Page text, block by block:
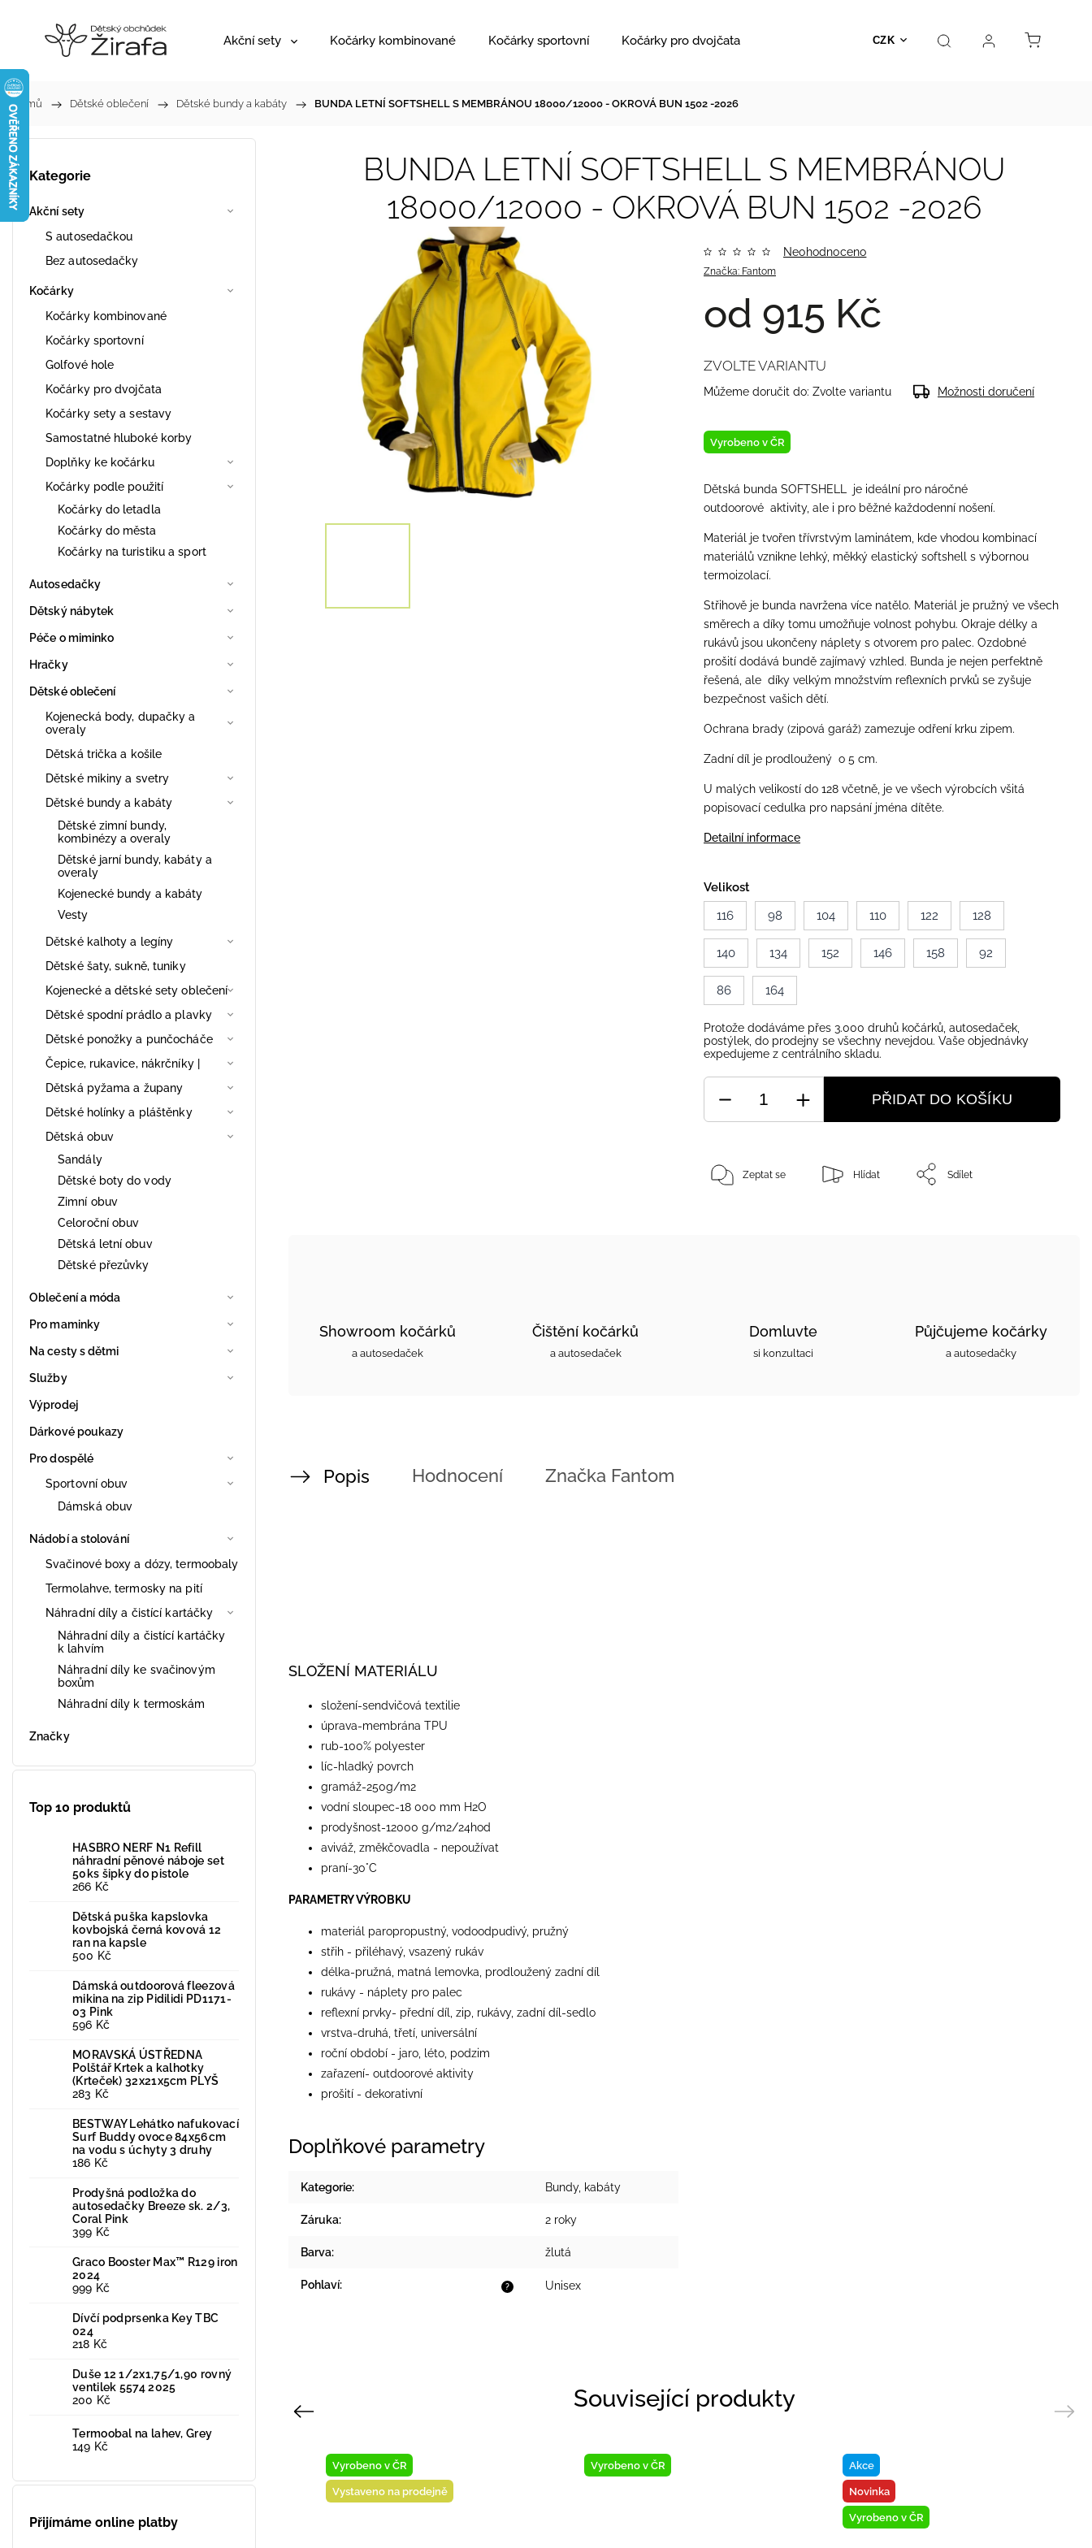
CZK
Akční sety Kočárky kombinované Kočárky sportovní Kočárky pro dvojčata Hračky Prodejna Kontakt
Domů / Dětské oblečení / Dětské bundy a kabáty / BUNDA LETNÍ SOFTSHELL S MEMBRÁNOU 18000/12000 - OKROVÁ BUN 1502 -2026
Kategorie
Akční sety
S autosedačkou
Bez autosedačky
Kočárky
Kočárky kombinované
Kočárky sportovní
Golfové hole
Kočárky pro dvojčata
Kočárky sety a sestavy
Samostatné hluboké korby
Doplňky ke kočárku
Kočárky podle použití
Kočárky do letadla
Kočárky do města
Kočárky na turistiku a sport
Autosedačky
Dětský nábytek
Péče o miminko
Hračky
Dětské oblečení
Kojenecká body, dupačky a
overaly
Dětská trička a košile
Dětské mikiny a svetry
Dětské bundy a kabáty
Dětské zimní bundy,
kombinézy a overaly
Dětské jarní bundy, kabáty a
overaly
Kojenecké bundy a kabáty
Vesty
Dětské kalhoty a legíny
Dětské šaty, sukně, tuniky
Kojenecké a dětské sety oblečení
Dětské spodní prádlo a plavky
Dětské ponožky a punčocháče
Čepice, rukavice, nákrčníky |
Dětská pyžama a župany
Dětské holínky a pláštěnky
Dětská obuv
Sandály
Dětské boty do vody
Zimní obuv
Celoroční obuv
Dětská letní obuv
Dětské přezůvky
Oblečení a móda
Pro maminky
Na cesty s dětmi
Služby
Výprodej
Dárkové poukazy
Pro dospělé
Sportovní obuv
Dámská obuv
Nádobí a stolování
Svačinové boxy a dózy, termoobaly
Termolahve, termosky na pití
Náhradní díly a čistící kartáčky
Náhradní díly a čistící kartáčky
k lahvím
Náhradní díly ke svačinovým
boxům
Náhradní díly k termoskám
Značky
Top 10 produktů
HASBRO NERF N1 Refill
náhradní pěnové náboje set
50ks šipky do pistole
266 Kč
Dětská puška kapslovka
kovbojská černá kovová 12
ran na kapsle
500 Kč
Dámská outdoorová fleezová
mikina na zip Pidilidi PD1171-
03 Pink
596 Kč
MORAVSKÁ ÚSTŘEDNA
Polštář Krtek a kalhotky
(Krteček) 32x21x5cm PLYŠ
283 Kč
BESTWAY Lehátko nafukovací
Surf Buddy ovoce 84x56cm
na vodu s úchyty 3 druhy
186 Kč
Prodyšná podložka do
autosedačky Breeze sk. 2/3,
Coral Pink
399 Kč
Graco Booster Max™ R129 iron
2024
999 Kč
Dívčí podprsenka Key TBC
024
218 Kč
Duše 12 1/2x1,75/1,90 rovný
ventilek 5574 2025
200 Kč
Termoobal na lahev, Grey
149 Kč
Přijímáme online platby
BUNDA LETNÍ SOFTSHELL S MEMBRÁNOU
18000/12000 - OKROVÁ BUN 1502 -2026
Značka: Fantom
Neohodnoceno
od 915 Kč
Vyrobeno v ČR
Dětská bunda SOFTSHELL je ideální pro náročné
outdoorové aktivity, ale i pro běžné každodenní nošení.
Materiál je tvořen třívrstvým laminátem, kde vhodou kombinací
materiálů vznikne lehký, měkký elastický softshell s výbornou
termoizolací.
Střihově je bunda navržena více natělo. Materiál je pružný ve všech
směrech a díky tomu umožňuje volnost pohybu. Okraje délky a
rukávů jsou ukončeny náplety s otvorem pro palec. Ozdobné
prošití dodává bundě zajímavý vzhled. Bunda je nejen perfektně
řešená, ale díky velkým množstvím reflexních prvků se zyšuje
bezpečnost vašich dětí.
Ochrana brady (zipová garáž) zamezuje odření krku zipem.
Zadní díl je prodloužený o 5 cm.
U malých velikostí do 128 včetně, je ve všech výrobcích všitá
popisovací cedulka pro napsání jména dítěte.
Detailní informace
Velikost
116
98 104 110 122 128
140 134 152 146 158 92
86 164
ZVOLTE VARIANTU
Můžeme doručit do: Zvolte variantu Možnosti doručení
Protože dodáváme přes 3.000 druhů kočárků, autosedaček,
postýlek, do prodejny se všechny nevejdou. Vaše objednávky
expedujeme z centrálního skladu.
PŘIDAT DO KOŠÍKU
Zeptat se Hlídat Sdílet
Showroom kočárků
a autosedaček
Čištění kočárků
a autosedaček
Domluvte
si konzultaci
Půjčujeme kočárky
a autosedačky
Popis Hodnocení Značka Fantom
SLOŽENÍ MATERIÁLU
​složení-sendvičová textilie
úprava-membrána TPU
rub-100% polyester
líc-hladký povrch
gramáž-250g/m2
vodní sloupec-18 000 mm H2O
prodyšnost-12000 g/m2/24hod
aviváž, změkčovadla - nepoužívat
praní-30°C
PARAMETRY VÝROBKU
materiál paropropustný, vodoodpudivý, pružný
střih - přiléhavý, vsazený rukáv
délka-pružná, matná lemovka, prodloužený zadní díl
rukávy - náplety pro palec
reflexní prvky- přední díl, zip, rukávy, zadní díl-sedlo
vrstva-druhá, třetí, universální
roční období - jaro, léto, podzim
zařazení- outdoorové aktivity
prošití - dekorativní
Doplňkové parametry
Kategorie: Bundy, kabáty
Záruka: 2 roky
Barva: žlutá
?
Pohlaví: Unisex
Související produkty
Previous
Vystaveno na prodejně
Vyrobeno v ČR
Vystaveno na prodejně
Vyrobeno v ČR Akce
Novinka
Vyrobeno v ČR
Next